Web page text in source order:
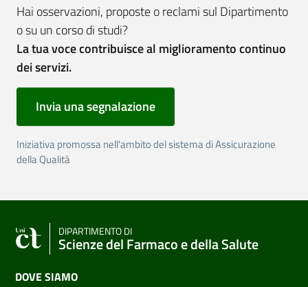
Hai osservazioni, proposte o reclami sul Dipartimento
o su un corso di studi?
La tua voce contribuisce al miglioramento continuo
dei servizi.
Invia una segnalazione
Iniziativa promossa nell'ambito del sistema di Assicurazione
della Qualità
DIPARTIMENTO DI
Scienze del Farmaco e della Salute
DOVE SIAMO